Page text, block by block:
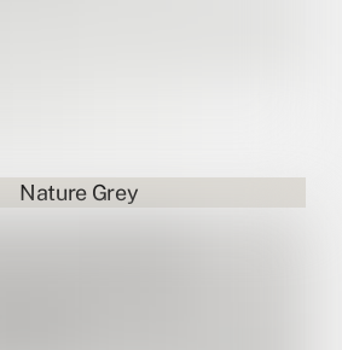
Nature Grey